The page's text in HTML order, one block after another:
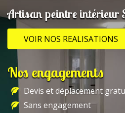
Artisan peintre intérieur
VOIR NOS REALISATIONS
Nos engagements
Devis et déplacement
Sans engagement